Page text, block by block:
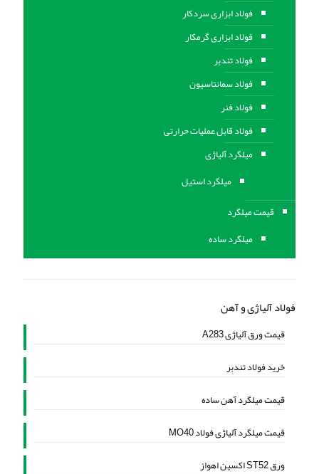
فولاد ابزاری سردکار
فولاد ابزاری گرمکار
فولاد تندبر
فولاد سمانتاسیون
فولاد فنر
فولاد قابل عملیات حرارتی
ميلگرد آلیاژی
میلگرد استیل
قیمت میلگرد
میلگرد ساده
فولاد آلیاژی و آهن
قیمت ورق آلیاژی A283
خرید فولاد تندبر
قیمت میلگرد آهن ساده
قیمت میلگرد آلیاژی فولاد MO40
ورق ST52 اکسین اهواز